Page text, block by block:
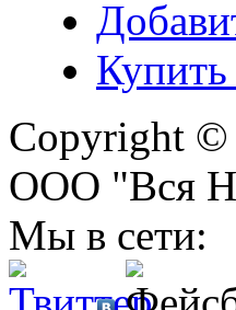
Copyright ©
ООО "Вся
Мы в сети: